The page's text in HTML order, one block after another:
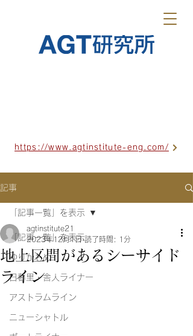
https://www.agtinstitute-eng.com/
記事
「記事一覧」を表示
ゆりかもめ
日暮里・舎人ライナー
アストラムライン
ニューシャトル
「記事一覧」を表示
地上区間があるシーサイド
ライン
agtinstitute21
2023年12月1日 読了時間: 1分